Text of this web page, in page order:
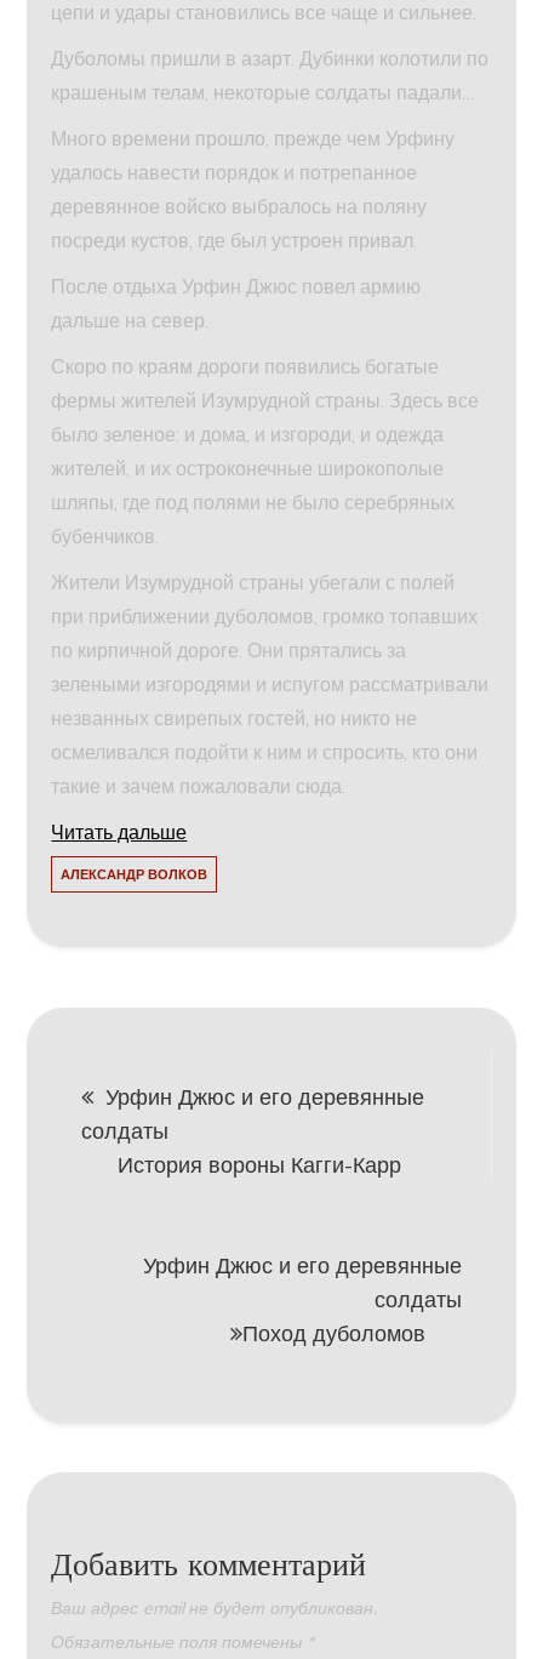
цепи и удары становились все чаще и сильнее.
Дуболомы пришли в азарт. Дубинки колотили по
крашеным телам, некоторые солдаты падали…
Много времени прошло, прежде чем Урфину
удалось навести порядок и потрепанное
деревянное войско выбралось на поляну
посреди кустов, где был устроен привал.
После отдыха Урфин Джюс повел армию
дальше на север.
Скоро по краям дороги появились богатые
фермы жителей Изумрудной страны. Здесь все
было зеленое: и дома, и изгороди, и одежда
жителей, и их остроконечные широкополые
шляпы, где под полями не было серебряных
бубенчиков.
Жители Изумрудной страны убегали с полей
при приближении дуболомов, громко топавших
по кирпичной дороге. Они прятались за
зелеными изгородями и испугом рассматривали
незванных свирепых гостей, но никто не
осмеливался подойти к ним и спросить, кто они
такие и зачем пожаловали сюда.
Читать дальше
АЛЕКСАНДР ВОЛКОВ
Навигация
по
Урфин Джюс и его деревянные
солдаты
История вороны Кагги-Карр
Урфин Джюс и его деревянные
солдаты
Поход дуболомов
Добавить комментарий
Ваш адрес email не будет опубликован.
Обязательные поля помечены *